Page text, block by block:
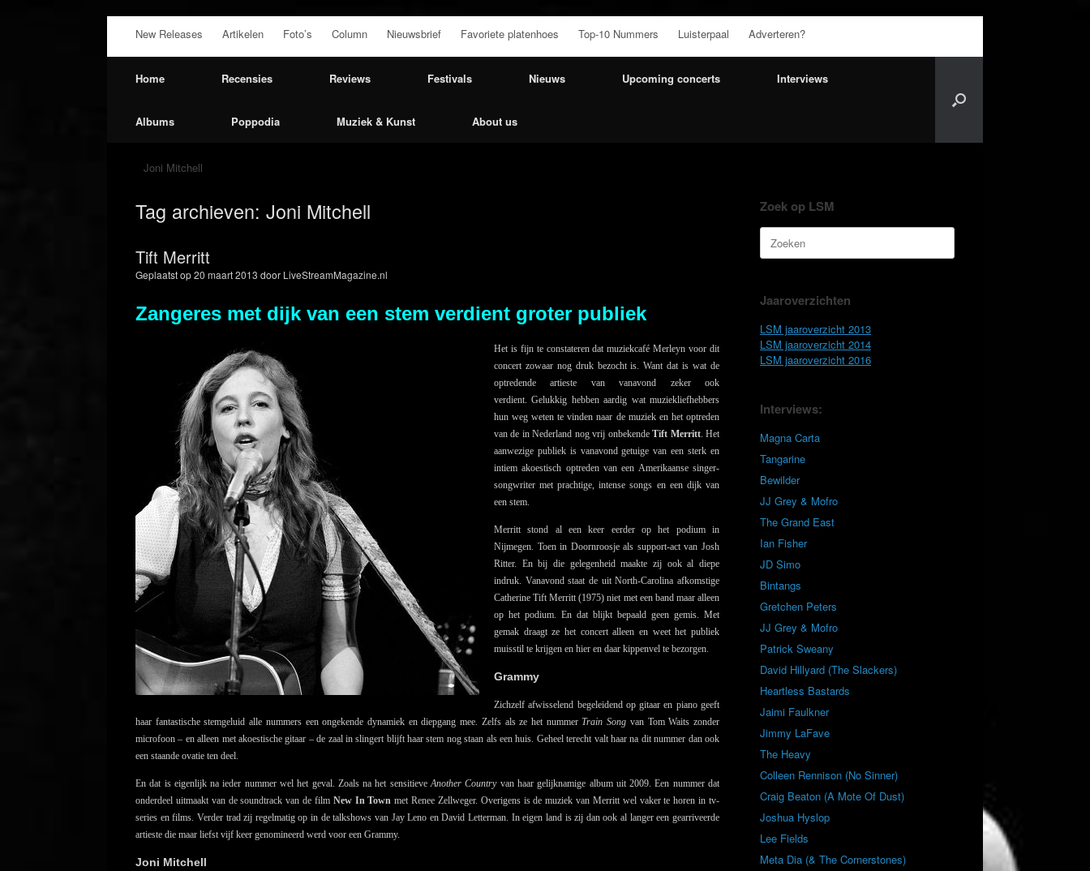
de
New Releases Artikelen Foto’s Column Nieuwsbrief Favoriete platenhoes Top-10 Nummers Luisterpaal Adverteren?
Home Recensies Reviews Festivals Nieuws Upcoming concerts Interviews
Albums Poppodia Muziek & Kunst About us
Joni Mitchell
Tag archieven: Joni Mitchell
Tift Merritt
Geplaatst op20 maart 2013 door LiveStreamMagazine.nl
Zangeres met dijk van een stem verdient groter publiek
Het is fijn te constateren dat muziekcafé Merleyn voor dit
concert zowaar nog druk bezocht is. Want dat is wat de
optredende artieste van vanavond zeker ook
verdient. Gelukkig hebben aardig wat muziekliefhebbers
hun weg weten te vinden naar de muziek en het optreden
van de in Nederland nog vrij onbekendeTift Merritt. Het
aanwezige publiek is vanavond getuige van een sterk en
intiem akoestisch optreden van een Amerikaanse singer-
songwriter met prachtige, intense songs en een dijk van
een stem.
Merritt stond al een keer eerder op het podium in
Nijmegen. Toen in Doornroosje als support-act van Josh
Ritter. En bij die gelegenheid maakte zij ook al diepe
indruk. Vanavond staat de uit North-Carolina afkomstige
Catherine Tift Merritt (1975) niet met een band maar alleen
op het podium. En dat blijkt bepaald geen gemis. Met
gemak draagt ze het concert alleen en weet het publiek
muisstil te krijgen en hier en daar kippenvel te bezorgen.
Grammy
Zichzelf afwisselend begeleidend op gitaar en piano geeft
haar fantastische stemgeluid alle nummers een ongekende dynamiek en diepgang mee. Zelfs als ze het nummerTrain Song van Tom Waits zonder
microfoon – en alleen met akoestische gitaar – de zaal in slingert blijft haar stem nog staan als een huis. Geheel terecht valt haar na dit nummer dan ook
een staande ovatie ten deel.
En dat is eigenlijk na ieder nummer wel het geval. Zoals na het sensitieveAnother Countryvan haar gelijknamige album uit 2009. Een nummer dat
onderdeel uitmaakt van de soundtrack van de film New In Town met Renee Zellweger. Overigens is de muziek van Merritt wel vaker te horen in tv-
series en films. Verder trad zij regelmatig op in de talkshows van Jay Leno en David Letterman. In eigen land is zij dan ook al langer een gearriveerde
artieste die maar liefst vijf keer genomineerd werd voor een Grammy.
Joni Mitchell
Zoek op LSM
Zoeken
naar:
Jaaroverzichten
LSM jaaroverzicht 2013
LSM jaaroverzicht 2014
LSM jaaroverzicht 2016
Interviews:
Magna Carta
Tangarine
Bewilder
JJ Grey & Mofro
The Grand East
Ian Fisher
JD Simo
Bintangs
Gretchen Peters
JJ Grey & Mofro
Patrick Sweany
David Hillyard (The Slackers)
Heartless Bastards
Jaimi Faulkner
Jimmy LaFave
The Heavy
Colleen Rennison (No Sinner)
Craig Beaton (A Mote Of Dust)
Joshua Hyslop
Lee Fields
Meta Dia (& The Cornerstones)